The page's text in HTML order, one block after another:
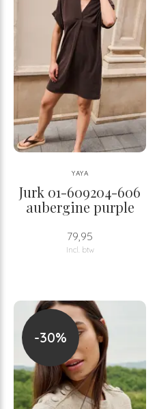
YAYA
Jurk 01-609204-606
aubergine purple
79,95
Incl. btw
-30%